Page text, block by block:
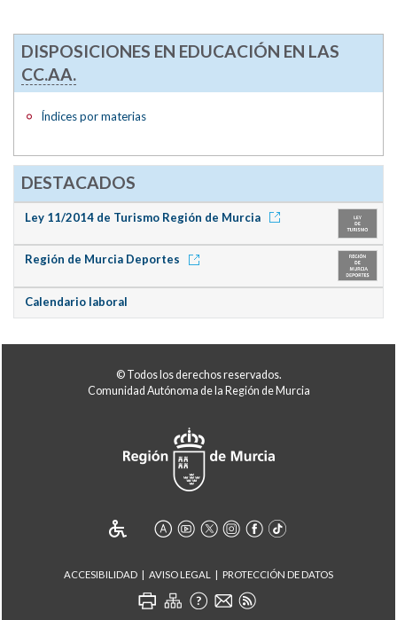
DISPOSICIONES EN EDUCACIÓN EN LAS
CC.AA.
Índices por materias
DESTACADOS
Ley 11/2014 de Turismo Región de Murcia
Región de Murcia Deportes
Calendario laboral
© Todos los derechos reservados.
Comunidad Autónoma de la Región de Murcia
ACCESIBILIDAD AVISO LEGAL PROTECCIÓN DE DATOS